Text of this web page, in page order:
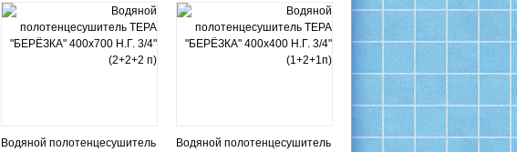
Водяной полотенцесушитель
Водяной полотенцесушитель